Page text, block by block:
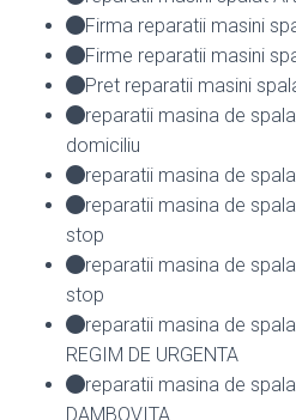
Firma reparatii masini
Firme reparatii masini
Pret reparatii masini
reparatii masina de
domiciliu
reparatii masina de
reparatii masina de
stop
reparatii masina de
stop
reparatii masina de
REGIM DE URGENTA
reparatii masina de
DAMBOVITA